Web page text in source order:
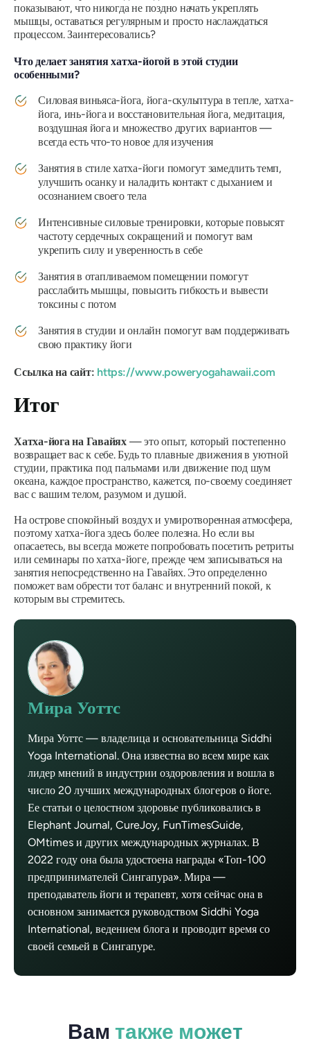
показывают, что никогда не поздно начать укреплять
мышцы, оставаться регулярным и просто наслаждаться
процессом. Заинтересовались?
Что делает занятия хатха-йогой в этой студии
особенными?
Силовая виньяса-йога, йога-скульптура в тепле, хатха-
йога, инь-йога и восстановительная йога, медитация,
воздушная йога и множество других вариантов —
всегда есть что-то новое для изучения
Занятия в стиле хатха-йоги помогут замедлить темп,
улучшить осанку и наладить контакт с дыханием и
осознанием своего тела
Интенсивные силовые тренировки, которые повысят
частоту сердечных сокращений и помогут вам
укрепить силу и уверенность в себе
Занятия в отапливаемом помещении помогут
расслабить мышцы, повысить гибкость и вывести
токсины с потом
Занятия в студии и онлайн помогут вам поддерживать
свою практику йоги
Ссылка на сайт: https://www.poweryogahawaii.com
Итог
Хатха-йога на Гавайях — это опыт, который постепенно
возвращает вас к себе. Будь то плавные движения в уютной
студии, практика под пальмами или движение под шум
океана, каждое пространство, кажется, по-своему соединяет
вас с вашим телом, разумом и душой.
На острове спокойный воздух и умиротворенная атмосфера,
поэтому хатха-йога здесь более полезна. Но если вы
опасаетесь, вы всегда можете попробовать посетить ретриты
или семинары по хатха-йоге, прежде чем записываться на
занятия непосредственно на Гавайях. Это определенно
поможет вам обрести тот баланс и внутренний покой, к
которым вы стремитесь.
Мира Уоттс
Мира Уоттс — владелица и основательница Siddhi
Yoga International. Она известна во всем мире как
лидер мнений в индустрии оздоровления и вошла в
число 20 лучших международных блогеров о йоге.
Ее статьи о целостном здоровье публиковались в
Elephant Journal, CureJoy, FunTimesGuide,
OMtimes и других международных журналах. В
2022 году она была удостоена награды «Топ-100
предпринимателей Сингапура». Мира —
преподаватель йоги и терапевт, хотя сейчас она в
основном занимается руководством Siddhi Yoga
International, ведением блога и проводит время со
своей семьей в Сингапуре.
Вам также может